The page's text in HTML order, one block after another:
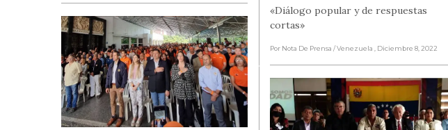
«Diálogo popular y de respuestas
cortas»
Por Nota De Prensa / Venezuela , Diciembre 8, 2022